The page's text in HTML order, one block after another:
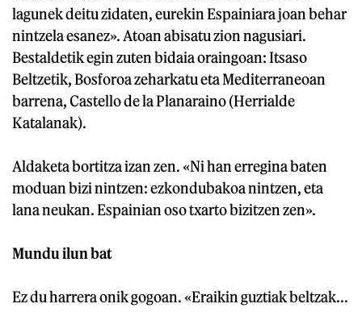
lagunek deitu zidaten, eurekin Espainiara joan behar
nintzela esanez». Atoan abisatu zion nagusiari.
Bestaldetik egin zuten bidaia oraingoan: Itsaso
Beltzetik, Bosforoa zeharkatu eta Mediterraneoan
barrena, Castello de la Planaraino (Herrialde
Katalanak).
Aldaketa bortitza izan zen. «Ni han erregina baten
moduan bizi nintzen: ezkondubakoa nintzen, eta
lana neukan. Espainian oso txarto bizitzen zen».
Mundu ilun bat
Ez du harrera onik gogoan. «Eraikin guztiak beltzak...